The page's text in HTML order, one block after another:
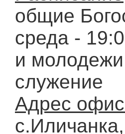
общие
среда -
и
служение
Адрес